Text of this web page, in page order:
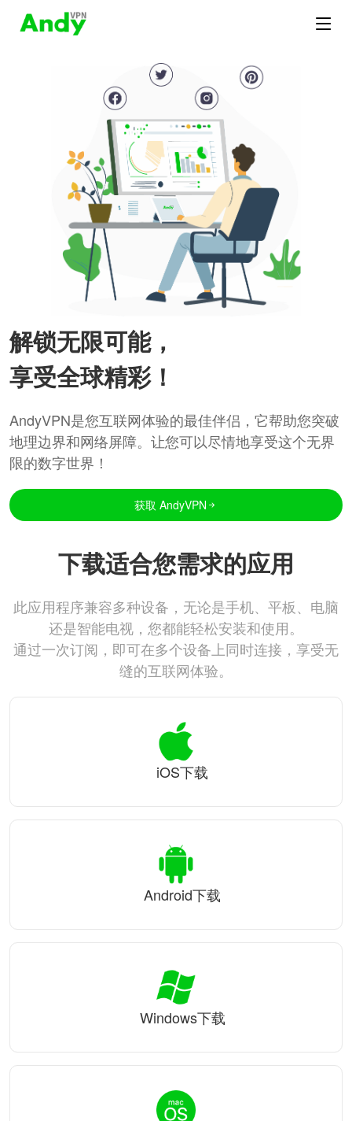
解锁无限可能，
享受全球精彩！
AndyVPN是您互联网体验的最佳伴侣，它帮助您突破
地理边界和网络屏障。让您可以尽情地享受这个无界
限的数字世界！
获取 AndyVPN
下载适合您需求的应用
此应用程序兼容多种设备，无论是手机、平板、电脑
还是智能电视，您都能轻松安装和使用。
通过一次订阅，即可在多个设备上同时连接，享受无
缝的互联网体验。
iOS下载
Android下载
Windows下载